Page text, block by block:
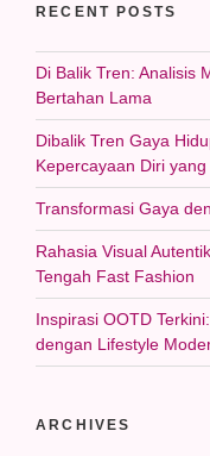
RECENT POSTS
Di Balik Tren: Analisis
Bertahan Lama
Dibalik Tren Gaya
Kepercayaan Diri yang
Transformasi Gaya
Rahasia Visual
Tengah Fast Fashion
Inspirasi OOTD
dengan Lifestyle
ARCHIVES